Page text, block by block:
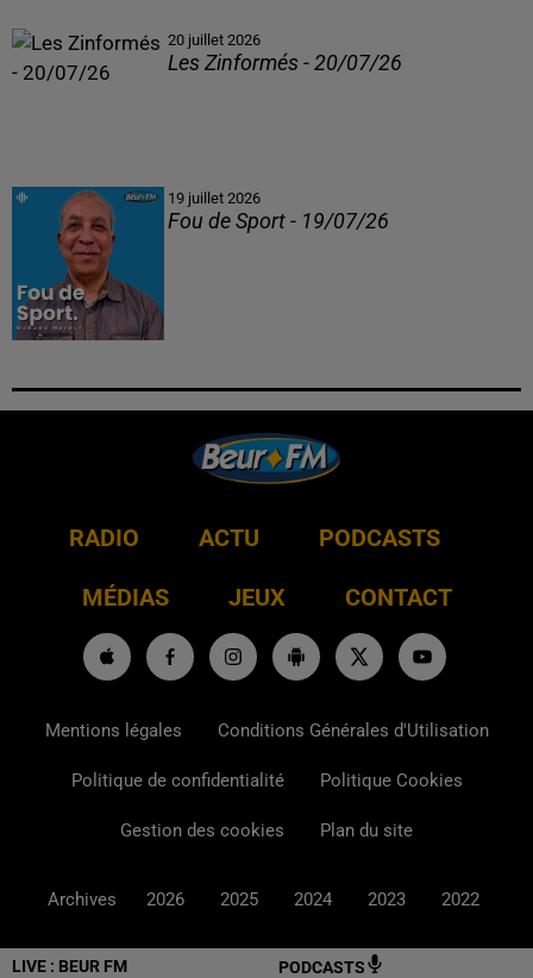
LIVE : BEUR FM PODCASTS
20 juillet 2026
Les Zinformés - 20/07/26
19 juillet 2026
Fou de Sport - 19/07/26
RADIO ACTU PODCASTS
MÉDIAS JEUX CONTACT
Mentions légales Conditions Générales d'Utilisation
Politique de confidentialité Politique Cookies
Gestion des cookies Plan du site
Archives 2026 2025 2024 2023 2022